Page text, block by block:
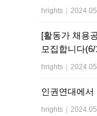
hrights |
[활동가 채용
모집합니다
hrights |
인권연대에서
hrights |